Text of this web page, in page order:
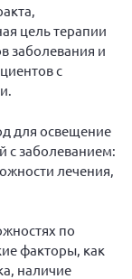
цель терапии
заболевания и
с
для освещение
с заболеванием:
лечения,
по
факторы, как
наличие